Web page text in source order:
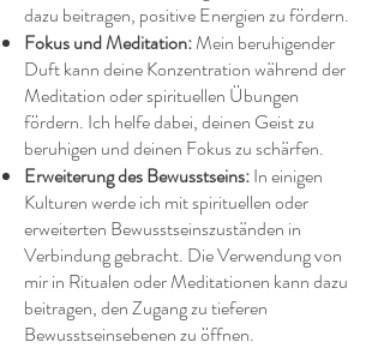
dazu beitragen, positive Energien zu fördern.​
Fokus und Meditation:Mein beruhigender
Duft kann deine Konzentration während der
Meditation oder spirituellen Übungen
fördern. Ich helfe dabei, deinen Geist zu
beruhigen und deinen Fokus zu schärfen.​
Erweiterung des Bewusstseins:In einigen
Kulturen werde ich mit spirituellen oder
erweiterten Bewusstseinszuständen in
Verbindung gebracht. Die Verwendung von
mir in Ritualen oder Meditationen kann dazu
beitragen, den Zugang zu tieferen
Bewusstseinsebenen zu öffnen.​